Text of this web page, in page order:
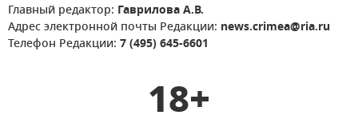
Главный редактор: Гаврилова А.В.
Адрес электронной почты Редакции: news.crimea@ria.ru
Телефон Редакции: 7 (495) 645-6601
18+